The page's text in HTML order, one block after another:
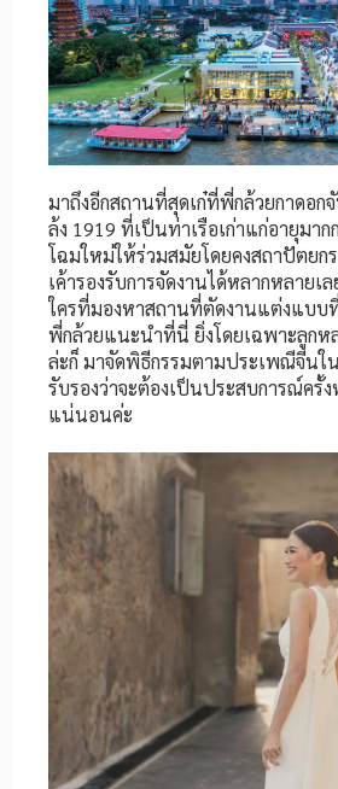
มาถึงอีกสถานที่สุดเก๋ที่พี่กล้วยกาดอ
ล้ง 1919 ที่เป็นท่าเรือเก่าแก่อายุมา
โฉมใหม่ให้ร่วมสมัยโดยคงสถาปัตย
เค้ารองรับการจัดงานได้หลากหลาย
ใครที่มองหาสถานที่ตัดงานแต่งแบบ
พี่กล้วยแนะนำที่นี่ ยิ่งโดยเฉพาะลูกห
ล่ะก็ มาจัดพิธีกรรมตามประเพณีจีน
รับรองว่าจะต้องเป็นประสบการณ์ครั้
แน่นอนค่ะ